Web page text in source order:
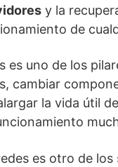
y la
de
uno de los
cambiar
la vida útil
es otro de